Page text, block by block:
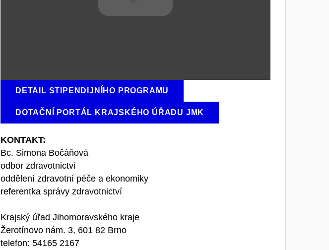
DETAIL STIPENDIJNÍHO PROGRAMU
DOTAČNÍ PORTÁL KRAJSKÉHO ÚŘADU JMK
KONTAKT:
Bc. Simona Bočáňová
odbor zdravotnictví
oddělení zdravotní péče a ekonomiky
referentka správy zdravotnictví
Krajský úřad Jihomoravského kraje
Žerotínovo nám. 3, 601 82 Brno
telefon: 54165 2167